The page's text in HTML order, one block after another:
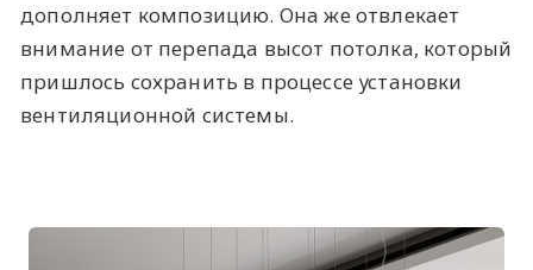
дополняет композицию. Она же отвлекает
внимание от перепада высот потолка, который
пришлось сохранить в процессе установки
вентиляционной системы.